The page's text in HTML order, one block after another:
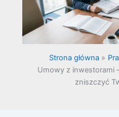
Strona główna
Umowy z inwestorami
zniszczyć